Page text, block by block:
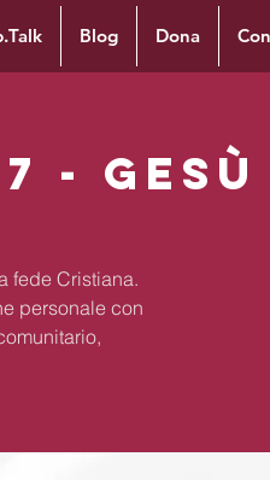
Blog Dona
- Gesù
fede Cristiana.
personale con